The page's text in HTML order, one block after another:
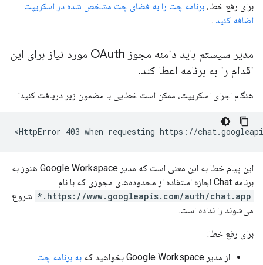
برای رفع خطا، برنامه چت را به فضای چت مشخص شده در اسکریپت
اضافه کنید .
مدیر سیستم باید دامنه مجوز OAuth مورد نیاز برای این
اقدام را به برنامه اعطا کند.
هنگام اجرای اسکریپت، ممکن است خطایی با مضمون زیر دریافت کنید:
این پیام خطا به این معنی است که مدیر Google Workspace هنوز به
برنامه Chat اجازه استفاده از محدوده‌های مجوزی که با نام
https://www.googleapis.com/auth/chat.app.*
شروع
می‌شوند را نداده است.
برای رفع خطا:
از مدیر Google Workspace بخواهید که
به برنامه چت